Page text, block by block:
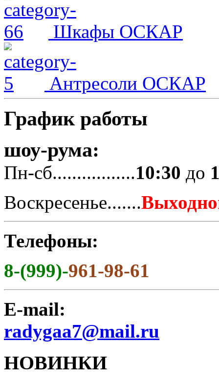
Шкафы ОСКАР
Антресоли ОСКАР
График работы
шоу-рума:
Пн-сб.................10:30 до
Воскресенье.......
Телефоны:
8-(999)-961-98-61
E-mail:
radygaa7@mail.ru
НОВИНКИ